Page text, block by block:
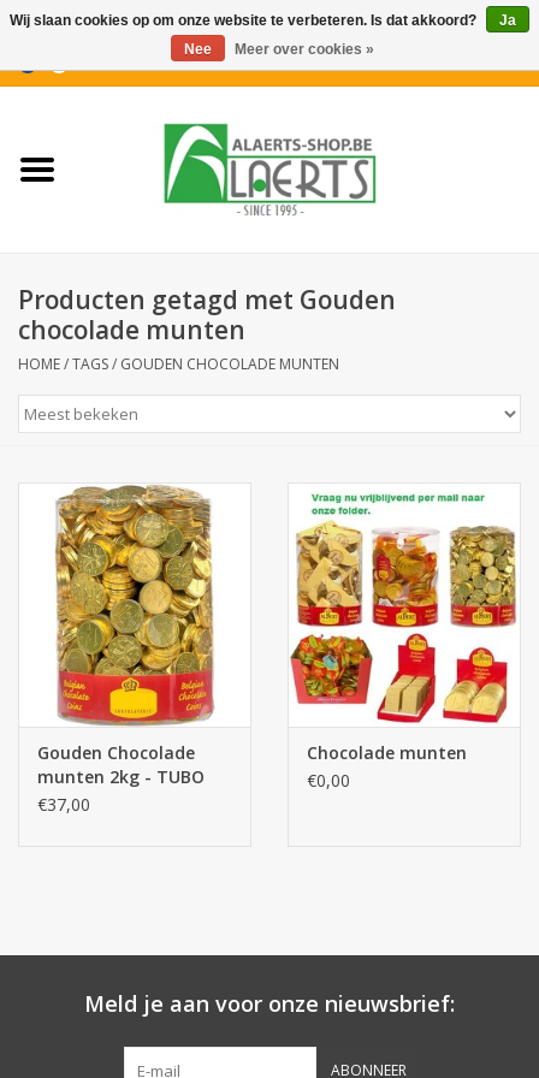
Nieuwigheden
Koffiekoekjes
Aperitiefkoekjes
Botanicals
Snoeppot-Snoep
Kassarollen
Cleaning-producten
Verpakking
Kantoorbenodigdheden
Producten getagd met Gouden
chocolade munten
HOME/TAGS/ GOUDEN CHOCOLADE MUNTEN
Gouden Chocolade
munten 2kg - TUBO
€37,00
Chocolade munten
€0,00
Meld je aan voor onze nieuwsbrief:
ABONNEER
Wij slaan cookies op om onze website te verbeteren. Is dat akkoord?
Ja
Nee
Meer over cookies »